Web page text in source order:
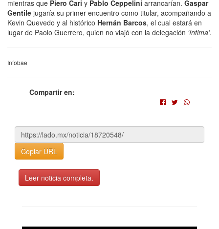
mientras que Piero Cari y Pablo Ceppelini arrancarían. Gaspar
Gentile jugaría su primer encuentro como titular, acompañando a
Kevin Quevedo y al histórico Hernán Barcos, el cual estará en
lugar de Paolo Guerrero, quien no viajó con la delegación ‘íntima’.
Infobae
Compartir en:
Copiar URL
Leer noticia completa.